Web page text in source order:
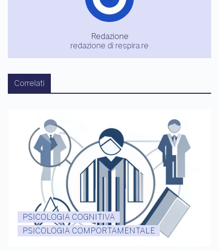
Redazione
redazione di respira.re
Correlati
PSICOLOGIA COGNITIVA
PSICOLOGIA COMPORTAMENTALE